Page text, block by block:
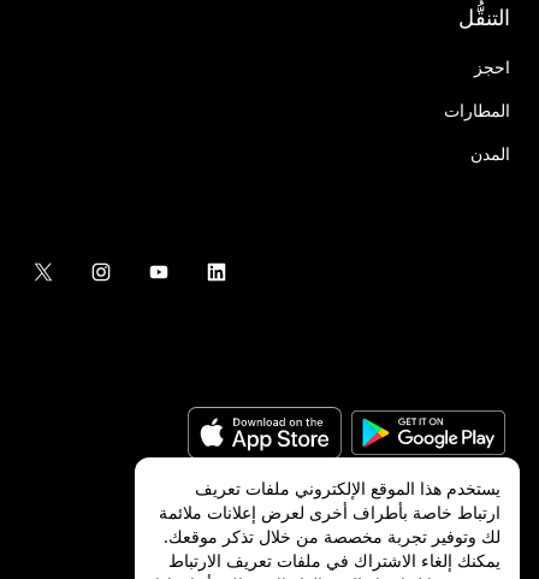
التنقُّل
احجز
المطارات
المدن
©
2026شركة Uber Technologies, Inc.‎
يستخدم هذا الموقع الإلكتروني ملفات تعريف
ارتباط خاصة بأطراف أخرى لعرض إعلانات ملائمة
لك وتوفير تجربة مخصصة من خلال تذكر موقعك.
يمكنك إلغاء الاشتراك في ملفات تعريف الارتباط